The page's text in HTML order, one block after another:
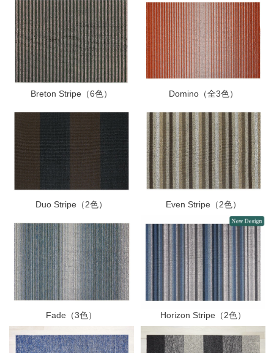
Breton Stripe（6色） Domino（全3色）
Duo Stripe（2色） Even Stripe（2色）
Fade（3色） Horizon Stripe（2色）